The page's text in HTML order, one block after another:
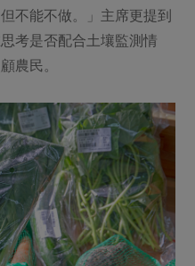
不能不做。」主席更提到
考是否配合土壤監測情
農民。